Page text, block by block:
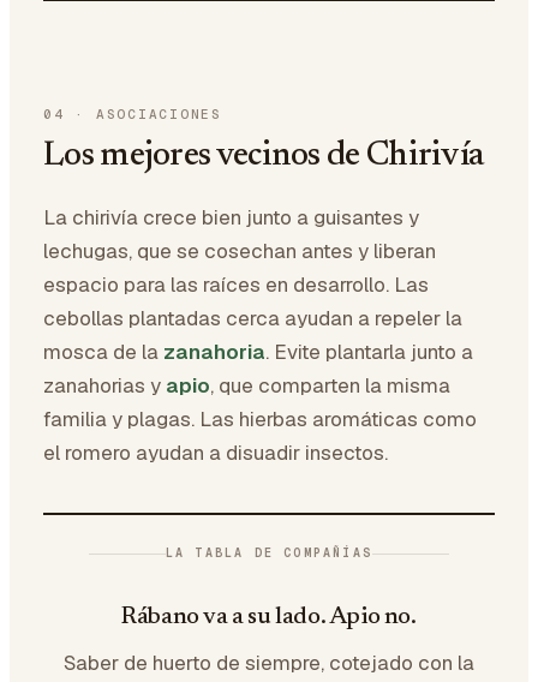
04 · ASOCIACIONES
Los mejores vecinos de Chirivía
La chirivía crece bien junto a guisantes y
lechugas, que se cosechan antes y liberan
espacio para las raíces en desarrollo. Las
cebollas plantadas cerca ayudan a repeler la
mosca de la zanahoria. Evite plantarla junto a
zanahorias y apio, que comparten la misma
familia y plagas. Las hierbas aromáticas como
el romero ayudan a disuadir insectos.
LA TABLA DE COMPAÑÍAS
Rábano va a su lado. Apio no.
Saber de huerto de siempre, cotejado con la